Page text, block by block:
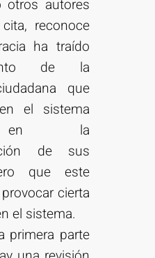
otros autores
reconoce
ha traído
de la
que
el sistema
en la
de sus
que este
cierta
el sistema.
primera parte